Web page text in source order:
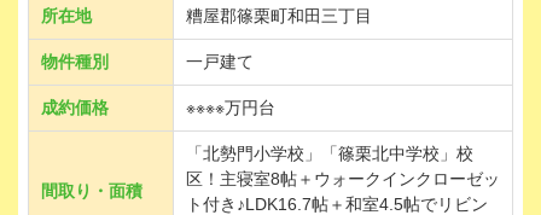
所在地 糟屋郡篠栗町和田三丁目
物件種別 一戸建て
成約価格 ※※※※万円台
間取り・面積
「北勢門小学校」「篠栗北中学校」校
区！主寝室8帖＋ウォークインクローゼッ
ト付き♪LDK16.7帖＋和室4.5帖でリビン